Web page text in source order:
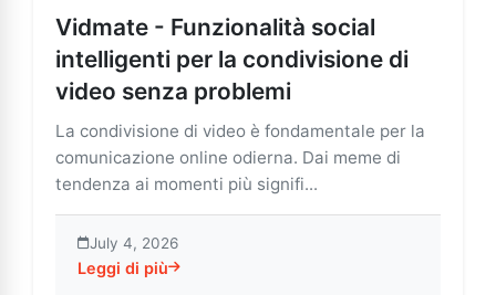
Vidmate - Funzionalità social
intelligenti per la condivisione di
video senza problemi
La condivisione di video è fondamentale per la
comunicazione online odierna. Dai meme di
tendenza ai momenti più signifi...
July 4, 2026
Leggi di più
about Vidmate - Funzionalità social intelligenti per